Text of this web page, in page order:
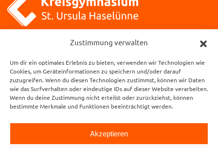
Zustimmung verwalten
Um dir ein optimales Erlebnis zu bieten, verwenden wir Technologien wie
Cookies, um Geräteinformationen zu speichern und/oder darauf
zuzugreifen. Wenn du diesen Technologien zustimmst, können wir Daten
wie das Surfverhalten oder eindeutige IDs auf dieser Website verarbeiten.
Wenn du deine Zustimmung nicht erteilst oder zurückziehst, können
bestimmte Merkmale und Funktionen beeinträchtigt werden.
Akzeptieren
Kreisgymnasium St. Ursula
49740 Haselünne
Öffnungszeiten des Sekretariats:
Mo. – Do.: 7.15 Uhr – 15.00 Uhr